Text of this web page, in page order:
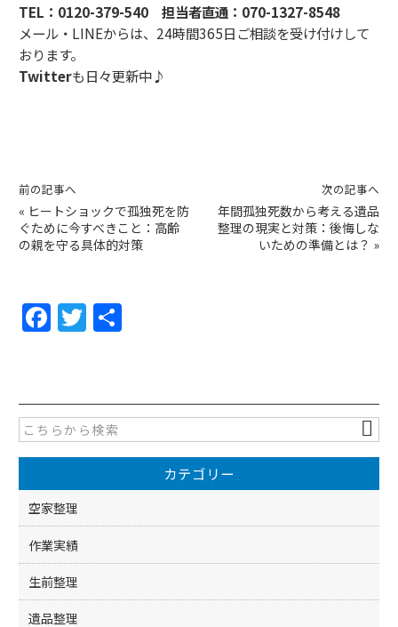
TEL： 0120-379-540 担当者直通： 070-1327-8548
メール・LINEからは、24時間365日ご相談を受け付けして
おります。
Twitterも日々更新中♪
前の記事へ
« ヒートショックで孤独死を防
ぐために今すべきこと：高齢
の親を守る具体的対策
次の記事へ
年間孤独死数から考える遺品
整理の現実と対策：後悔しな
いための準備とは？ »
F
a
e
b
o
o
k
T
w
er
カテゴリー
空家整理
作業実績
生前整理
遺品整理